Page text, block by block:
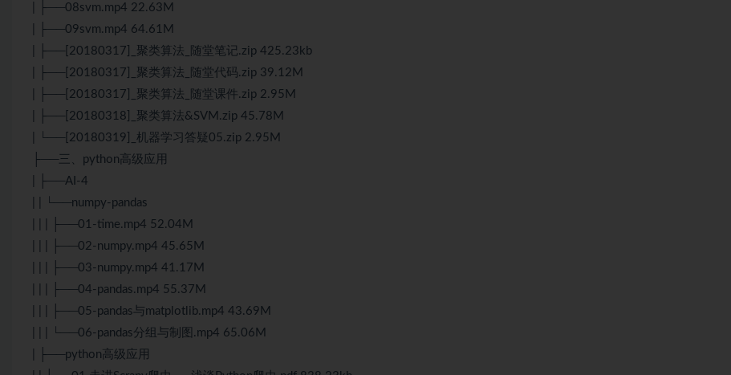
| ├──08svm.mp4 22.63M
| ├──09svm.mp4 64.61M
| ├──[20180317]_聚类算法_随堂笔记.zip 425.23kb
| ├──[20180317]_聚类算法_随堂代码.zip 39.12M
| ├──[20180317]_聚类算法_随堂课件.zip 2.95M
| ├──[20180318]_聚类算法&SVM.zip 45.78M
| └──[20180319]_机器学习答疑05.zip 2.95M
├──三、python高级应用
| ├──AI-4
| | └──numpy-pandas
| | | ├──01-time.mp4 52.04M
| | | ├──02-numpy.mp4 45.65M
| | | ├──03-numpy.mp4 41.17M
| | | ├──04-pandas.mp4 55.37M
| | | ├──05-pandas与matplotlib.mp4 43.69M
| | | └──06-pandas分组与制图.mp4 65.06M
| ├──python高级应用